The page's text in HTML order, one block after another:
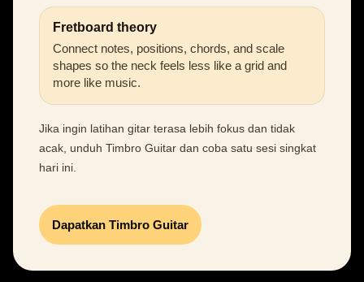
Fretboard theory
Connect notes, positions, chords, and scale
shapes so the neck feels less like a grid and
more like music.
Jika ingin latihan gitar terasa lebih fokus dan tidak
acak, unduh Timbro Guitar dan coba satu sesi singkat
hari ini.
Dapatkan Timbro Guitar